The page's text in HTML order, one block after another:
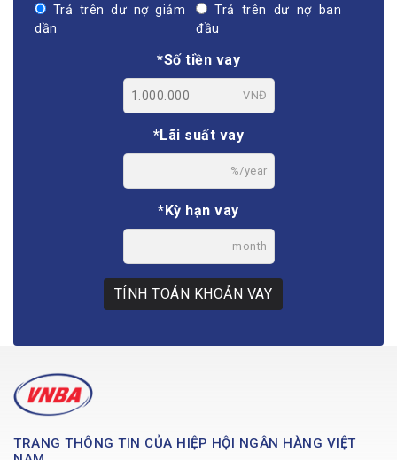
Trả trên dư nợ giảm
dần
Trả trên dư nợ ban
đầu
*Số tiền vay
VNĐ
*Lãi suất vay
%/year
*Kỳ hạn vay
month
TÍNH TOÁN KHOẢN VAY
TRANG THÔNG TIN CỦA HIỆP HỘI NGÂN HÀNG VIỆT